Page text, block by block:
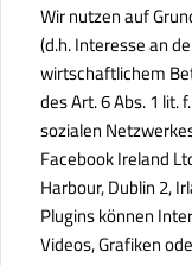
Wir nutzen auf
(d.h. Interesse an
wirtschaftlichem
des Art. 6 Abs. 1 lit.
sozialen
Facebook Ireland
Harbour, Dublin 2,
Plugins können
Videos, Grafiken